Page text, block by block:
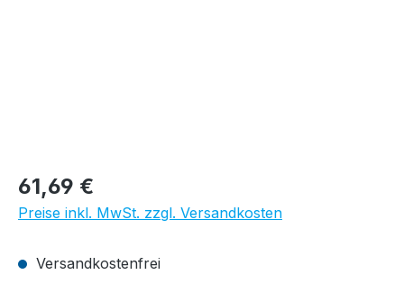
Regulärer Preis:
61,69 €
Preise inkl. MwSt. zzgl. Versandkosten
Versandkostenfrei